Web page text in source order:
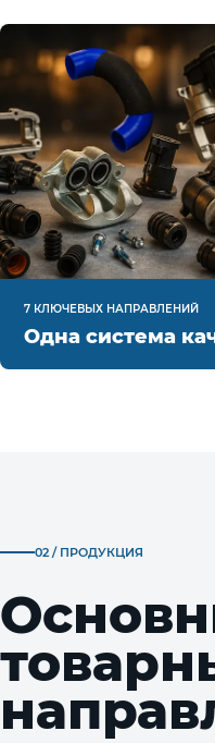
7 КЛЮЧЕВЫХ НАПРАВЛЕНИЙ
Одна система
02 / ПРОДУКЦИЯ